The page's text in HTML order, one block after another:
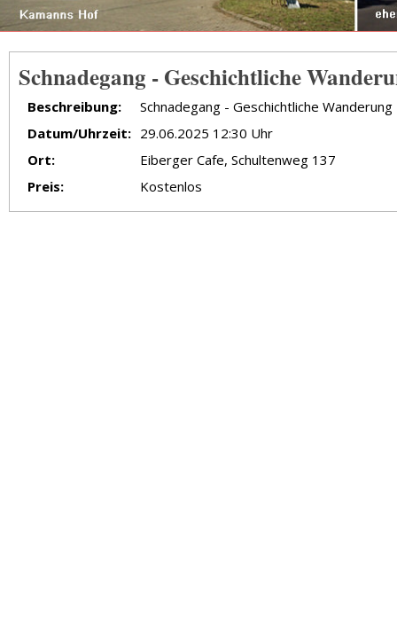
Schnadegang - Geschichtliche
Beschreibung:
Schnadegang - Geschichtliche Wanderung
Datum/Uhrzeit: 29.06.2025 12:30 Uhr
Ort:
Eiberger Cafe, Schultenweg 137
Preis:
Kostenlos